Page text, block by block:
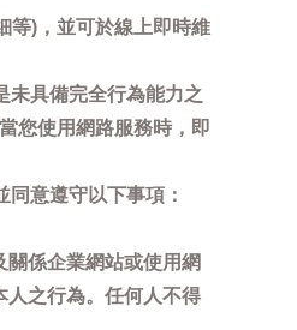
等)，並可於線上即時維
未具備完全行為能力之
您使用網路服務時，即
意遵守以下事項：
係企業網站或使用網
人之行為。任何人不得